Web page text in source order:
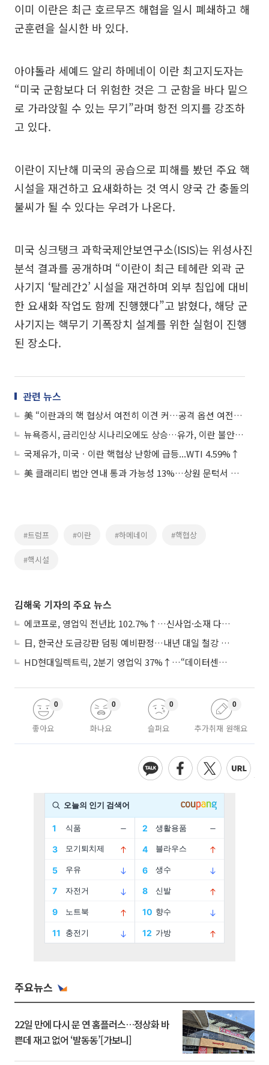
이미 이란은 최근 호르무즈 해협을 일시 폐쇄하고 해
군훈련을 실시한 바 있다.
아야톨라 세예드 알리 하메네이 이란 최고지도자는
“미국 군함보다 더 위험한 것은 그 군함을 바다 밑으
로 가라앉힐 수 있는 무기”라며 항전 의지를 강조하
고 있다.
이란이 지난해 미국의 공습으로 피해를 봤던 주요 핵
시설을 재건하고 요새화하는 것 역시 양국 간 충돌의
불씨가 될 수 있다는 우려가 나온다.
미국 싱크탱크 과학국제안보연구소(ISIS)는 위성사진
분석 결과를 공개하며 “이란이 최근 테헤란 외곽 군
사기지 ‘탈레간2’ 시설을 재건하며 외부 침입에 대비
한 요새화 작업도 함께 진행했다”고 밝혔다, 해당 군
사기지는 핵무기 기폭장치 설계를 위한 실험이 진행
된 장소다.
관련 뉴스
美 “이란과의 핵 협상서 여전히 이견 커…공격 옵션 여전히 열려 있다”
뉴욕증시, 금리인상 시나리오에도 상승…유가, 이란 불안에 4% 이상 급등
국제유가, 미국ㆍ이란 핵협상 난항에 급등...WTI 4.59%↑
美 클래리티 법안 연내 통과 가능성 13%…상원 문턱서 제동
#트럼프 #이란 #하메네이 #핵협상
#핵시설
김해욱 기자의 주요 뉴스
에코프로, 영업익 전년比 102.7%↑…신사업·소재 다각화 박차
日, 한국산 도금강판 덤핑 예비판정…내년 대일 철강 수출 ‘빨간불’
HD현대일렉트릭, 2분기 영업익 37%↑…“데이터센터 사업, 새로운 성장 축”
좋아요
0
화나요
0
슬퍼요
0
추가취재 원해요
0
주요뉴스
22일 만에 다시 문 연 홈플러스…정상화 바
쁜데 재고 없어 ‘발동동’[가보니]